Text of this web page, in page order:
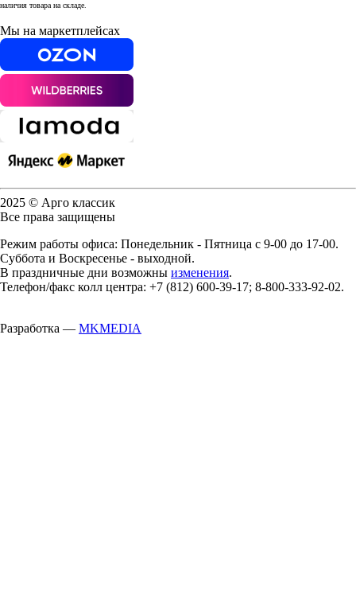
наличия товара на складе.
Мы на маркетплейсах
2025 © Арго классик
Все права защищены
Режим работы офиса: Понедельник - Пятница с 9-00 до 17-00.
Суббота и Воскресенье - выходной.
В праздничные дни возможны изменения.
Телефон/факс колл центра: +7 (812) 600-39-17; 8-800-333-92-02.
Разработка — MKMEDIA